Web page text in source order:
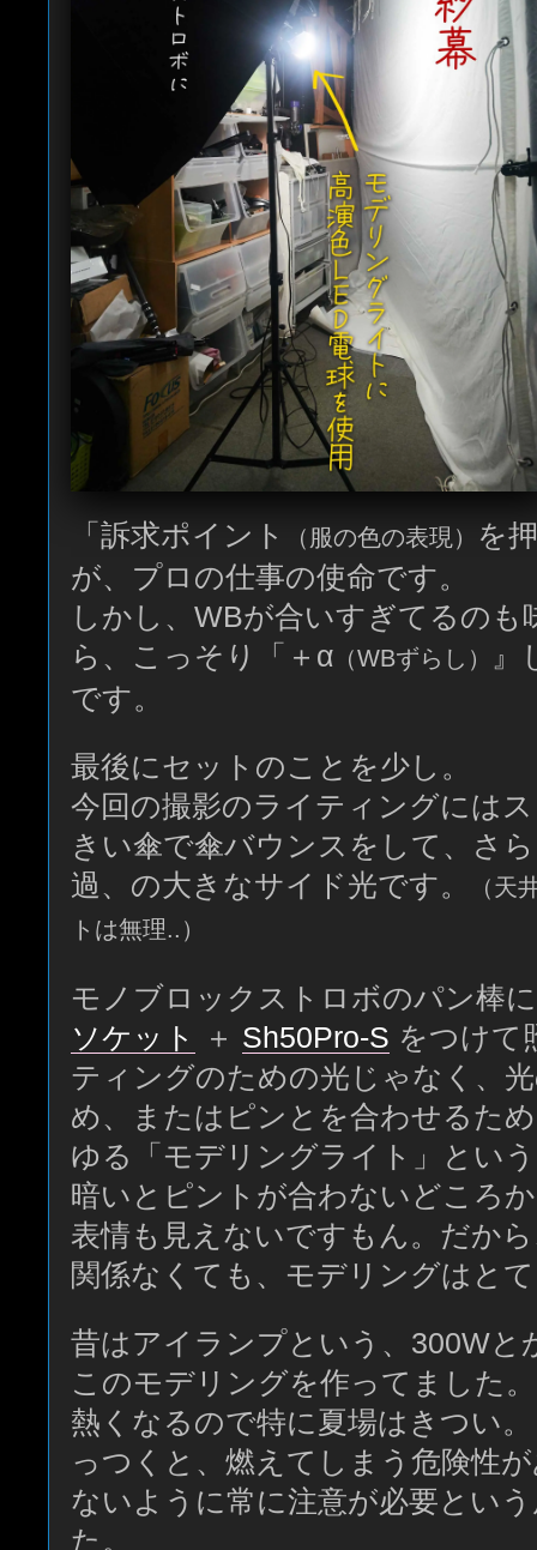
「訴求ポイント （服の色の表現）
を
が、プロの仕事の使命です。
しかし、WBが合いすぎてるのも
ら、こっそり「＋α （WBずらし）
』
です。
最後にセットのことを少し。
今回の撮影のライティングには
きい傘で傘バウンスをして、さ
過、の大きなサイド光です。
（天
トは無理..）
モノブロックストロボのパン棒
ソケット
＋ Sh50Pro-S をつけて
ティングのための光じゃなく、
め、またはピンとを合わせるた
ゆる「モデリングライト」とい
暗いとピントが合わないどころ
表情も見えないですもん。だか
関係なくても、モデリングはと
昔はアイランプという、300Wと
このモデリングを作ってました
熱くなるので特に夏場はきつい
っつくと、燃えてしまう危険性
ないように常に注意が必要とい
た。